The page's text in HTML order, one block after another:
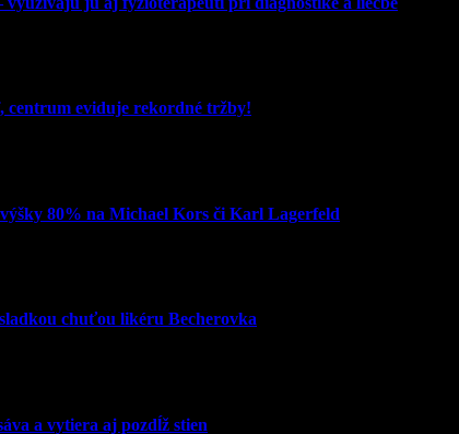
centrum eviduje rekordné tržby!
80% na Michael Kors či Karl Lagerfeld
chuťou likéru Becherovka
a vytiera aj pozdĺž stien